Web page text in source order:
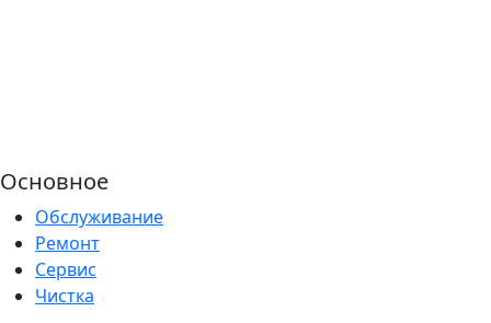
Основное
Обслуживание
Ремонт
Сервис
Чистка